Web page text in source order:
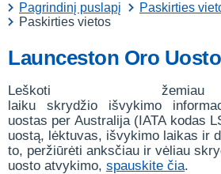
Pagrindinį puslapį Paskirties
Paskirties vietos
Launceston Oro
Leškoti
laiku skrydžio išvykimo
uostas per Australija (IATA kodas
uostą, lėktuvas, išvykimo laikas ir
to, peržiūrėti anksčiau ir vėliau
uosto atvykimo, spauskite čia.